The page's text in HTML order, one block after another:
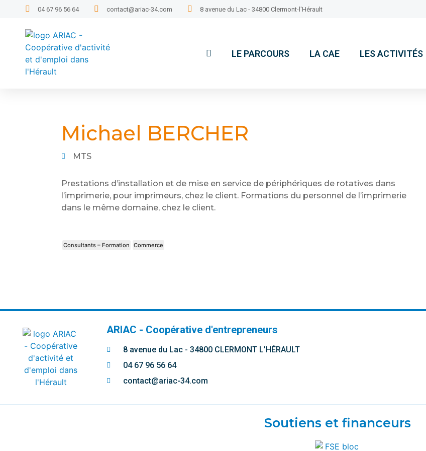
04 67 96 56 64 contact@ariac-34.com 8 avenue du Lac - 34800 Clermont-l'Hérault
LE PARCOURS LA CAE LES ACTIVITÉS
Michael BERCHER
MTS
Prestations d’installation et de mise en service de périphériques de rotatives dans
l’imprimerie, pour imprimeurs, chez le client. Formations du personnel de l’imprimerie
dans le même domaine, chez le client.
Consultants – Formation Commerce
ARIAC - Coopérative d'entrepreneurs
8 avenue du Lac - 34800 CLERMONT L'HÉRAULT
04 67 96 56 64
contact@ariac-34.com
Soutiens et financeurs